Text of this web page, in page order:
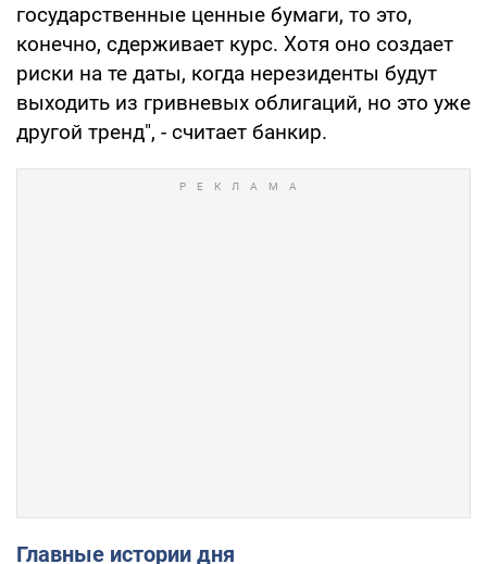
государственные ценные бумаги, то это,
конечно, сдерживает курс. Хотя оно создает
риски на те даты, когда нерезиденты будут
выходить из гривневых облигаций, но это уже
другой тренд", - считает банкир.
Главные истории дня